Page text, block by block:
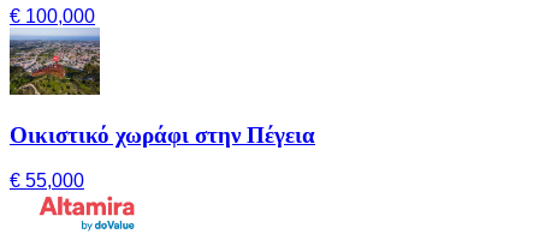
€ 100,000
Οικιστικό χωράφι στην Πέγεια
€ 55,000